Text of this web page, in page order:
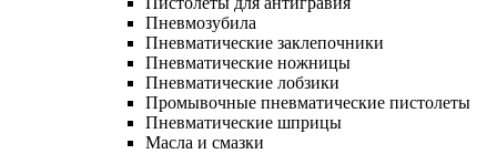
Пневмозубила
Пневматические заклепочники
Пневматические ножницы
Пневматические лобзики
Промывочные пневматические пистолеты
Пневматические шприцы
Масла и смазки